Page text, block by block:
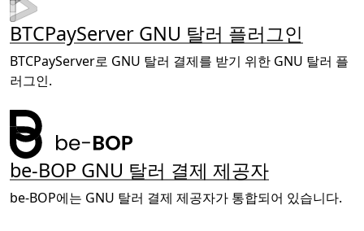
BTCPayServer GNU 탈러 플러그인
BTCPayServer로 GNU 탈러 결제를 받기 위한 GNU 탈러 플
러그인.
be-BOP GNU 탈러 결제 제공자
be-BOP에는 GNU 탈러 결제 제공자가 통합되어 있습니다.